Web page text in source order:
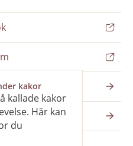
kakor
kallade kakor
Här kan
du